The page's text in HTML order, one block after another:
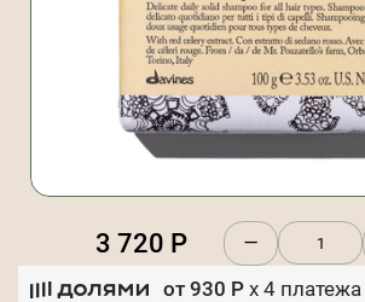
3 720 Р
от 930 Р x 4 платежа